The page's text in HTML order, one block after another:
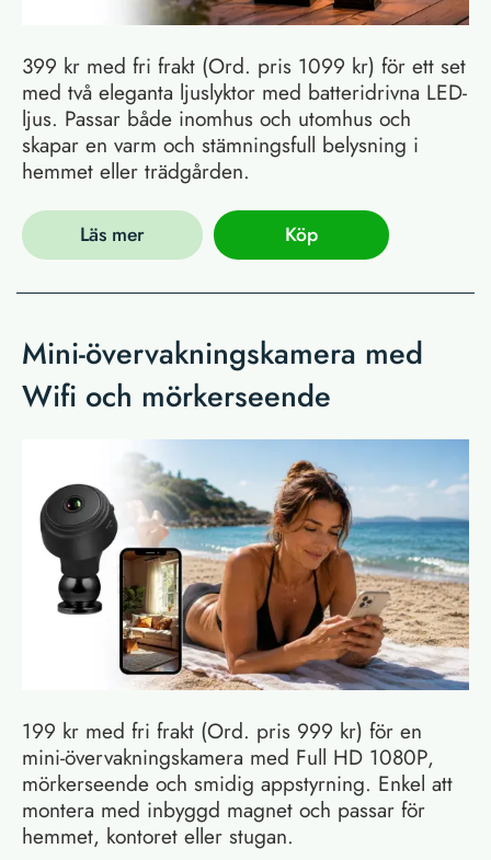
399 kr med fri frakt (Ord. pris 1099 kr) för ett set
med två eleganta ljuslyktor med batteridrivna LED-
ljus. Passar både inomhus och utomhus och
skapar en varm och stämningsfull belysning i
hemmet eller trädgården.
Läs mer Köp
Mini-övervakningskamera med
Wifi och mörkerseende
199 kr med fri frakt (Ord. pris 999 kr) för en
mini-övervakningskamera med Full HD 1080P,
mörkerseende och smidig appstyrning. Enkel att
montera med inbyggd magnet och passar för
hemmet, kontoret eller stugan.